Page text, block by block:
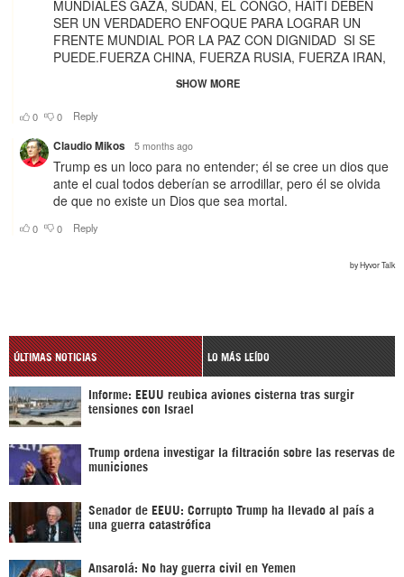
ÚLTIMAS NOTICIAS LO MÁS LEÍDO
Informe: EEUU reubica aviones cisterna tras surgir
tensiones con Israel
Trump ordena investigar la filtración sobre las reservas de
municiones
Senador de EEUU: Corrupto Trump ha llevado al país a
una guerra catastrófica
Ansarolá: No hay guerra civil en Yemen